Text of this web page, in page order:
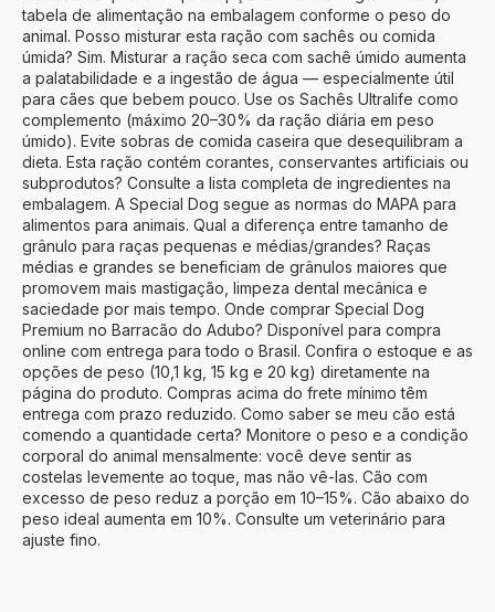
tabela de alimentação na embalagem conforme o peso do
animal. Posso misturar esta ração com sachês ou comida
úmida? Sim. Misturar a ração seca com sachê úmido aumenta
a palatabilidade e a ingestão de água — especialmente útil
para cães que bebem pouco. Use os Sachês Ultralife como
complemento (máximo 20–30% da ração diária em peso
úmido). Evite sobras de comida caseira que desequilibram a
dieta. Esta ração contém corantes, conservantes artificiais ou
subprodutos? Consulte a lista completa de ingredientes na
embalagem. A Special Dog segue as normas do MAPA para
alimentos para animais. Qual a diferença entre tamanho de
grânulo para raças pequenas e médias/grandes? Raças
médias e grandes se beneficiam de grânulos maiores que
promovem mais mastigação, limpeza dental mecânica e
saciedade por mais tempo. Onde comprar Special Dog
Premium no Barracão do Adubo? Disponível para compra
online com entrega para todo o Brasil. Confira o estoque e as
opções de peso (10,1 kg, 15 kg e 20 kg) diretamente na
página do produto. Compras acima do frete mínimo têm
entrega com prazo reduzido. Como saber se meu cão está
comendo a quantidade certa? Monitore o peso e a condição
corporal do animal mensalmente: você deve sentir as
costelas levemente ao toque, mas não vê-las. Cão com
excesso de peso reduz a porção em 10–15%. Cão abaixo do
peso ideal aumenta em 10%. Consulte um veterinário para
ajuste fino.